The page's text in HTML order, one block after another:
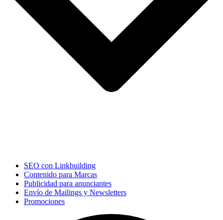
SEO con Linkbuilding
Contenido para Marcas
Publicidad para anunciantes
Envío de Mailings y Newsletters
Promociones